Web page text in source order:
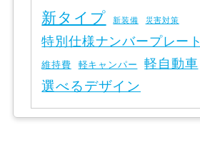
新タイプ 新装備 災害対策
特別仕様ナンバープレート
維持費 軽キャンパー 軽自動車
選べるデザイン